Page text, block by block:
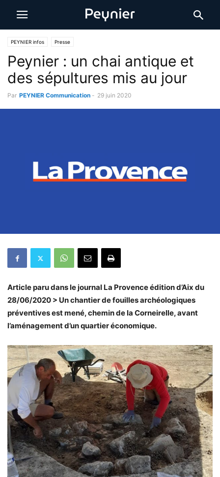
PEYNIER infos Presse
Peynier : un chai antique et
des sépultures mis au jour
Par PEYNIER Communication - 29 juin 2020
Article paru dans le journal La Provence édition d’Aix du
28/06/2020 > Un chantier de fouilles archéologiques
préventives est mené, chemin de la Corneirelle, avant
l’aménagement d’un quartier économique.